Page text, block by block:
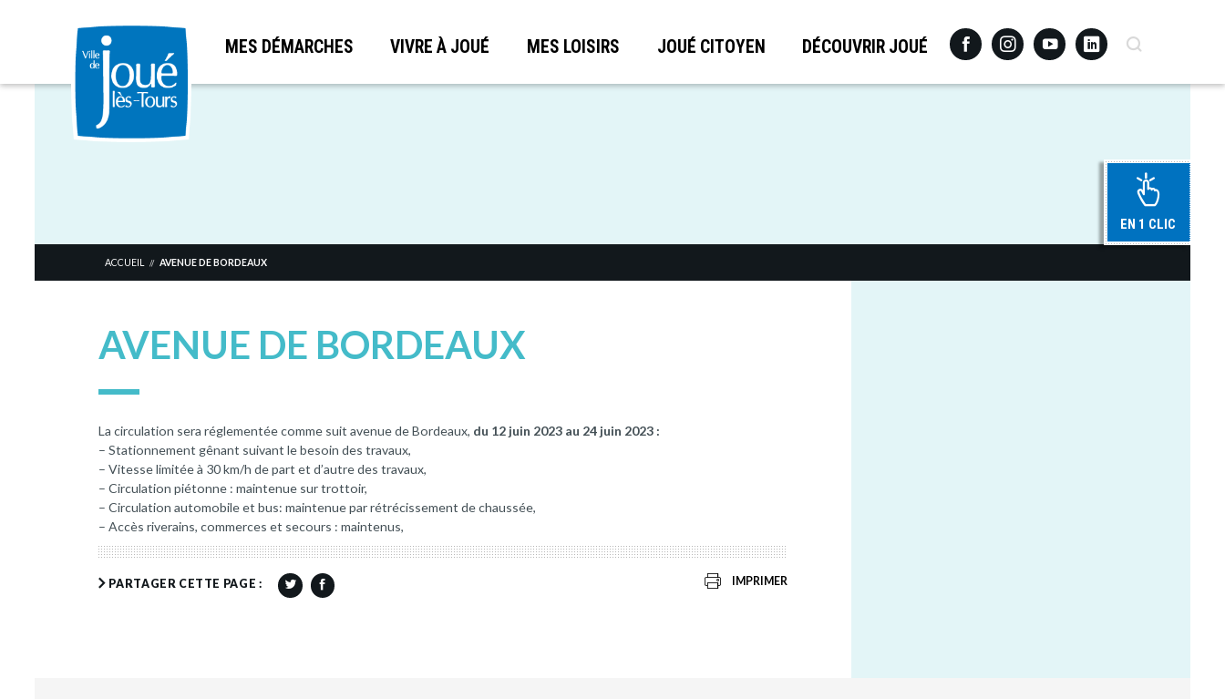
Aller
MES DÉMARCHES VIVRE À JOUÉ MES LOISIRS JOUÉ CITOYEN DÉCOUVRIR JOUÉ FacebookInstagramYoutubeLinkedinRecherche
EN 1 CLIC
ACCUEIL // AVENUE DE BORDEAUX
AVENUE DE BORDEAUX
La circulation sera réglementée comme suit avenue de Bordeaux, du 12 juin 2023 au 24 juin 2023 :
– Stationnement gênant suivant le besoin des travaux,
– Vitesse limitée à 30 km/h de part et d’autre des travaux,
– Circulation piétonne : maintenue sur trottoir,
– Circulation automobile et bus: maintenue par rétrécissement de chaussée,
– Accès riverains, commerces et secours : maintenus,
PARTAGER CETTE PAGE : IMPRIMER